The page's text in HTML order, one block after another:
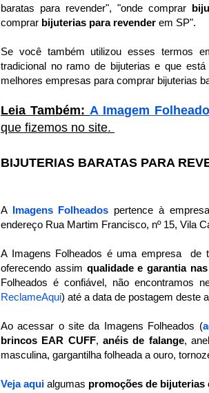
baratas para revender", "onde comprar
comprar bijuterias para revender em SP".
Se você também utilizou esses termos
tradicional no ramo de bijuterias e que
melhores empresas para comprar bijuterias
Leia Também: A Imagem
que fizemos no site.
BIJUTERIAS BARATAS PARA
A Imagens Folheados pertence à
endereço Rua Martim Francisco, nº 15, Vila
A Imagens Folheados é uma empresa de
oferecendo assim qualidade e garantia
Folheados é confiável, não encontramos
ReclameAqui) até a data de postagem deste
Ao acessar o site da Imagens Folheados (
brincos EAR CUFF,anéis de falange,
masculina, gargantilha folheada a ouro,
Veja aqui algumas promoções de bijuterias